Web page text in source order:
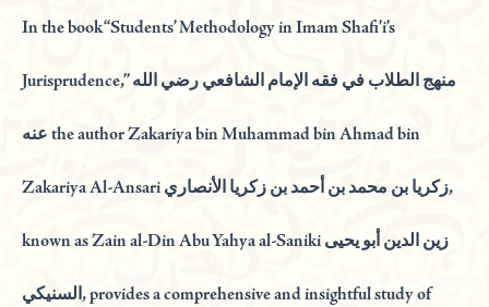
In the book “Students’ Methodology in Imam Shafi’i’s
Jurisprudence,” منهج الطلاب في فقه الإمام الشافعي رضي الله
عنه the author Zakariya bin Muhammad bin Ahmad bin
Zakariya Al-Ansari زكريا بن محمد بن أحمد بن زكريا الأنصاري,
known as Zain al-Din Abu Yahya al-Saniki زين الدين أبو يحيى
السنيكي, provides a comprehensive and insightful study of